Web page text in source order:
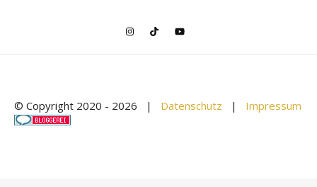
© Copyright 2020 - 2026 | Datenschutz | Impressum